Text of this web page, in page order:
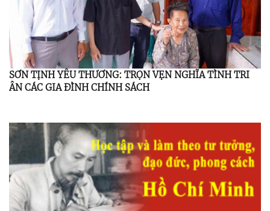
SƠN TỊNH YÊU THƯƠNG: TRỌN VẸN NGHĨA TÌNH TRI
ÂN CÁC GIA ĐÌNH CHÍNH SÁCH